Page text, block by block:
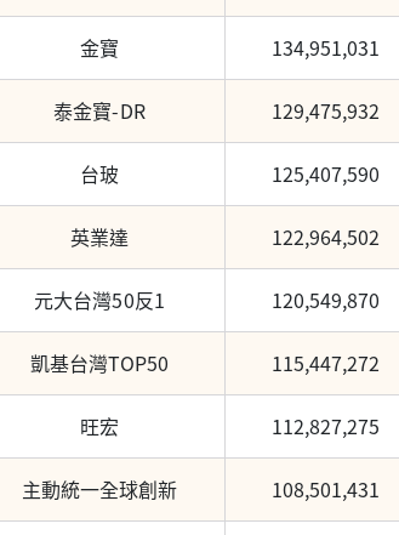
金寶 134,951,031
泰金寶-DR 129,475,932
台玻 125,407,590
英業達 122,964,502
元大台灣50反1 120,549,870
凱基台灣TOP50 115,447,272
旺宏 112,827,275
主動統一全球創新 108,501,431